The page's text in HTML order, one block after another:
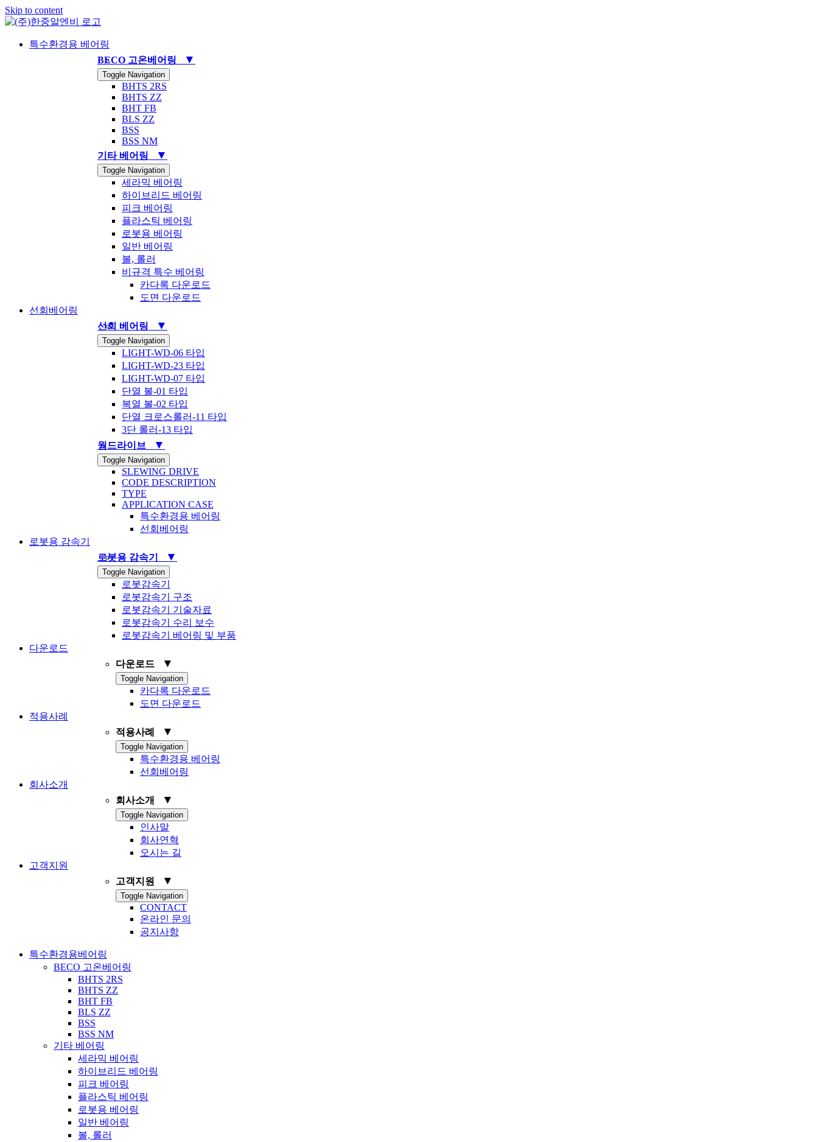
Skip to content
특수환경용 베어링
BECO 고온베어링
▼
Toggle Navigation
BHTS 2RS
BHTS ZZ
BHT FB
BLS ZZ
BSS
BSS NM
기타 베어링
▼
Toggle Navigation
세라믹 베어링
하이브리드 베어링
피크 베어링
플라스틱 베어링
로봇용 베어링
일반 베어링
볼, 롤러
비규격 특수 베어링
카다록 다운로드
도면 다운로드
선회베어링
선회 베어링
▼
Toggle Navigation
LIGHT-WD-06 타입
LIGHT-WD-23 타입
LIGHT-WD-07 타입
단열 볼-01 타입
복열 볼-02 타입
단열 크로스롤러-11 타입
3단 롤러-13 타입
웜드라이브
▼
Toggle Navigation
SLEWING DRIVE
CODE DESCRIPTION
TYPE
APPLICATION CASE
특수환경용 베어링
선회베어링
로봇용 감속기
로봇용 감속기
▼
Toggle Navigation
로봇감속기
로봇감속기 구조
로봇감속기 기술자료
로봇감속기 수리 보수
로봇감속기 베어링 및 부품
다운로드
다운로드
▼
Toggle Navigation
카다록 다운로드
도면 다운로드
적용사례
적용사례
▼
Toggle Navigation
특수환경용 베어링
선회베어링
회사소개
회사소개
▼
Toggle Navigation
인사말
회사연혁
오시는 길
고객지원
고객지원
▼
Toggle Navigation
CONTACT
온라인 문의
공지사항
특수환경용베어링
BECO 고온베어링
BHTS 2RS
BHTS ZZ
BHT FB
BLS ZZ
BSS
BSS NM
기타 베어링
세라믹 베어링
하이브리드 베어링
피크 베어링
플라스틱 베어링
로봇용 베어링
일반 베어링
볼, 롤러